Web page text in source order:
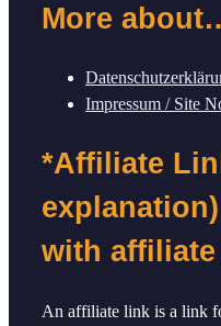
More
Impressum / Site
*Affiliate
with
An affiliate link is a link